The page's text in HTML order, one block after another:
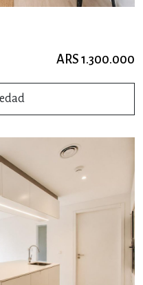
ARS 1.300.000